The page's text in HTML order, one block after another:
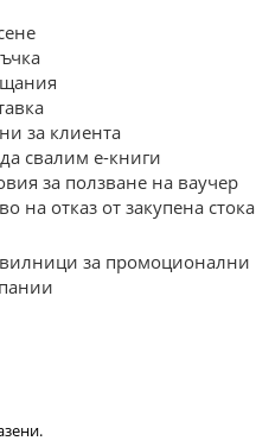
за клиента
свалим е-книги
за ползване на ваучер
на отказ от закупена стока
за промоционални